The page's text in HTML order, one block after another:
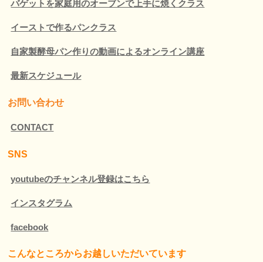
バゲットを家庭用のオーブンで上手に焼くクラス
イーストで作るパンクラス
自家製酵母パン作りの動画によるオンライン講座
最新スケジュール
お問い合わせ
CONTACT
SNS
youtubeのチャンネル登録はこちら
インスタグラム
facebook
こんなところからお越しいただいています